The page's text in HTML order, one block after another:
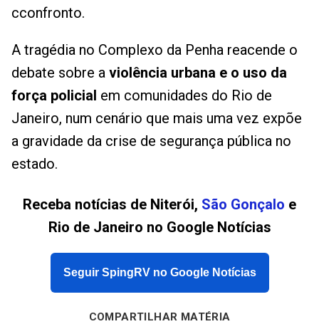
cconfronto.
A tragédia no Complexo da Penha reacende o
debate sobre a violência urbana e o uso da
força policial em comunidades do Rio de
Janeiro, num cenário que mais uma vez expõe
a gravidade da crise de segurança pública no
estado.
Receba notícias de Niterói, São Gonçalo e
Rio de Janeiro no Google Notícias
Seguir SpingRV no Google Notícias
COMPARTILHAR MATÉRIA